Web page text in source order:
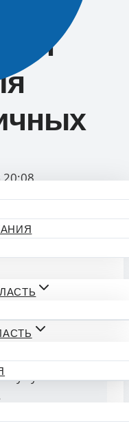
20:08
от рисков
наличных
о рисках
увеличить
читать